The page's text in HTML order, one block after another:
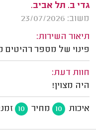
גדי ב. תל אביב.
משוב: 23/07/2026
תיאור השירות:
פינוי של מספר רהיטים
חוות דעת:
היה מצוין!
איכות 10 מחיר 10